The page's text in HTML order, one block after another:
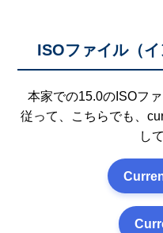
ISOファイル（イ
本家での15.0のISOフ
従って、こちらでも、
し